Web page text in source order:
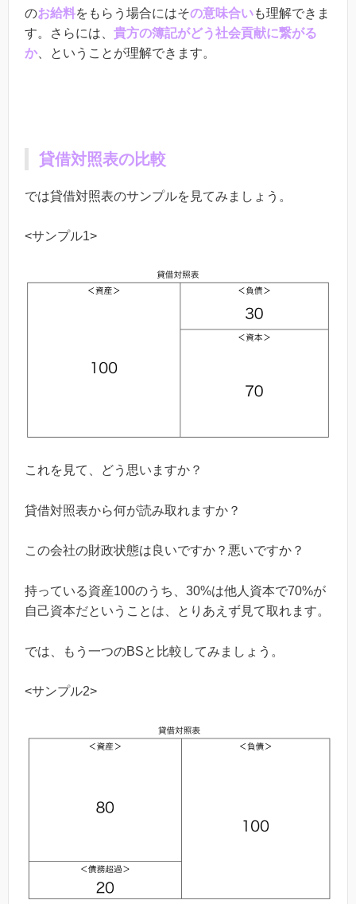
のお給料をもらう場合にはその意味合いも理解できま
す。さらには、 貴方の簿記がどう社会貢献に繋がる
か 、ということが理解できます。
貸借対照表の比較
では貸借対照表のサンプルを見てみましょう。
<サンプル1>
これを見て、どう思いますか？
貸借対照表から何が読み取れますか？
この会社の財政状態は良いですか？悪いですか？
持っている資産100のうち、 30%は他人資本で70%が
自己資本だということは、とりあえず見て取れます。
では、もう一つのBSと比較してみましょう。
<サンプル2>